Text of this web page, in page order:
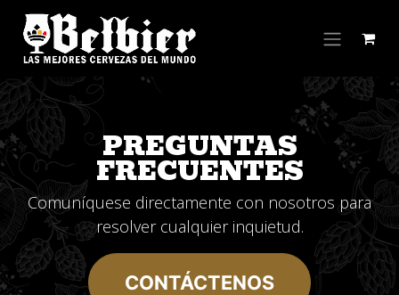
Ir al contenido
PREGUNTAS
FRECUENTES
Comuníquese directamente con nosotros para
resolver cualquier inquietud.
​​​​​​​​​​C​O​N​T​Á​C​T​E​N​O​S